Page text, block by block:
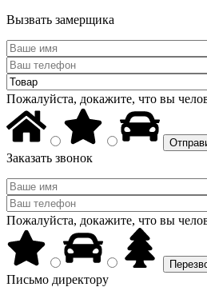
Вызвать замерщика
Пожалуйста, докажите, что вы
Заказать звонок
Пожалуйста, докажите, что вы
Письмо директору